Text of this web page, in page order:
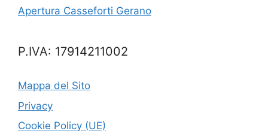
Apertura Casseforti Gerano
P.IVA: 17914211002
Mappa del Sito
Privacy
Cookie Policy (UE)